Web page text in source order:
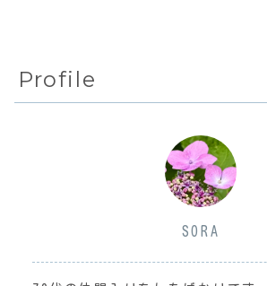
Profile
SORA